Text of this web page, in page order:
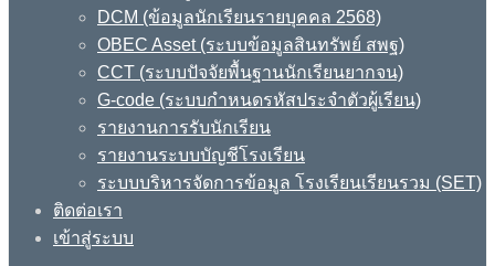
DCM (ข้อมูลนักเรียนรายบุคคล 2568)
OBEC Asset (ระบบข้อมูลสินทรัพย์ สพฐ)
CCT (ระบบปัจจัยพื้นฐานนักเรียนยากจน)
G-code (ระบบกำหนดรหัสประจำตัวผู้เรียน)
รายงานการรับนักเรียน
รายงานระบบบัญชีโรงเรียน
ระบบบริหารจัดการข้อมูล โรงเรียนเรียนรวม (SET)
ติดต่อเรา
เข้าสู่ระบบ